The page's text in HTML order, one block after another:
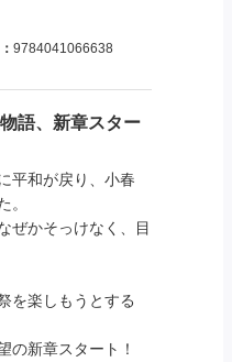
9784041066638
語、新章スター
平和が戻り、小春
。
ぜかそっけなく、目
を楽しもうとする
の新章スタート！